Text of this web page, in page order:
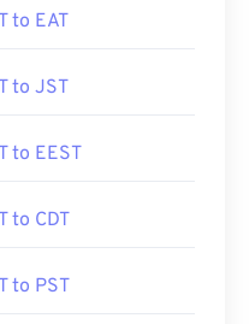
to EAT
to JST
to EEST
to CDT
to PST